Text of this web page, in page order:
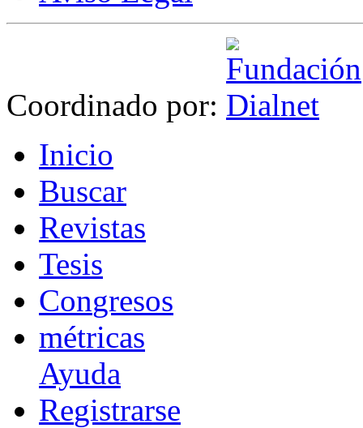
Coordinado por:
Inicio
Buscar
Revistas
Tesis
Congresos
métricas
Ayuda
Registrarse